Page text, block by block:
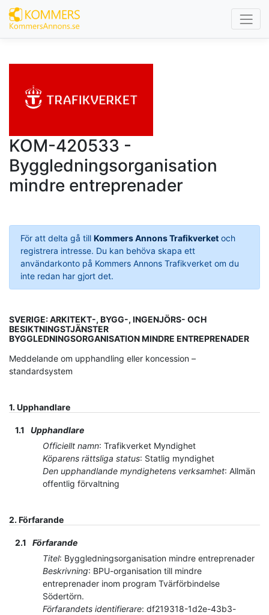
KOM-420533 -
Byggledningsorganisation
mindre entreprenader
För att delta gå till Kommers Annons Trafikverketoch
registrera intresse. Du kan behöva skapa ett
användarkonto på Kommers Annons Trafikverket om du
inte redan har gjort det.
SVERIGE: ARKITEKT-, BYGG-, INGENJÖRS- OCH
BESIKTNINGSTJÄNSTER
BYGGLEDNINGSORGANISATION MINDRE ENTREPRENADER
Meddelande om upphandling eller koncession –
standardsystem
1. Upphandlare
1.1
Upphandlare
Officiellt namn: Trafikverket Myndighet
Köparens rättsliga status: Statlig myndighet
Den upphandlande myndighetens verksamhet: Allmän
offentlig förvaltning
2. Förfarande
2.1
Förfarande
Titel: Byggledningsorganisation mindre entreprenader
Beskrivning: BPU-organisation till mindre
entreprenader inom program Tvärförbindelse
Södertörn.
Förfarandets identifierare: df219318-1d2e-43b3-